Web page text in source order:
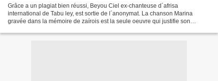
Grâce a un plagiat bien réussi, Beyou Ciel ex-chanteuse d´afrisa
international de Tabu ley, est sortie de l´anonymat. La chanson Marina
gravée dans la mémoire de zaírois est la seule oeuvre qui justifie son